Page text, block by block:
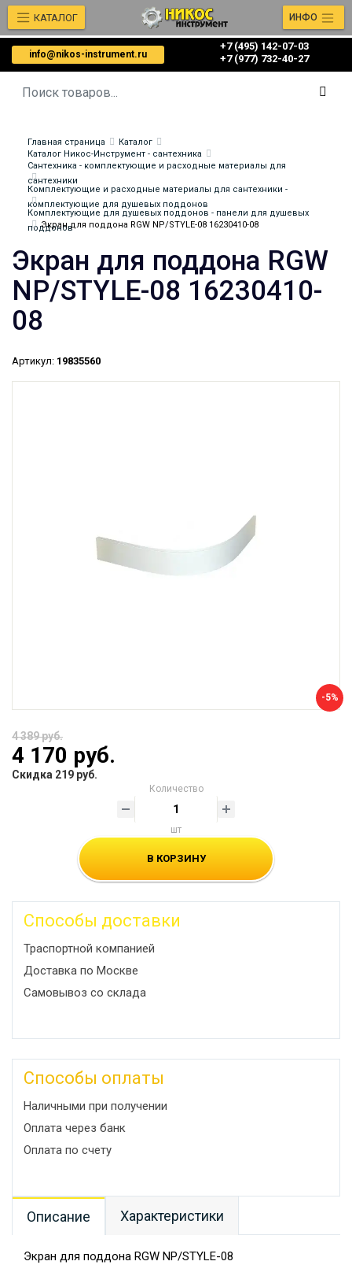
info@nikos-instrument.ru
+7 (495) 142-07-03
‎‎+7 (977) 732-40-27
КАТАЛОГ ИНФО
Главная страница
Каталог
Каталог Никос-Инструмент - сантехника
Сантехника - комплектующие и расходные материалы для
сантехники
Комплектующие и расходные материалы для сантехники -
комплектующие для душевых поддонов
Комплектующие для душевых поддонов - панели для душевых
поддонов
Экран для поддона RGW NP/STYLE-08 16230410-08
Экран для поддона RGW
NP/STYLE-08 16230410-
08
Артикул: 19835560
-5%
4 389 руб.
4 170 руб.
Скидка 219 руб.
Количество
шт
В КОРЗИНУ
Способы доставки
Траспортной компанией
Доставка по Москве
Самовывоз со склада
Способы оплаты
Наличными при получении
Оплата через банк
Оплата по счету
Описание Характеристики
Экран для поддона RGW NP/STYLE-08